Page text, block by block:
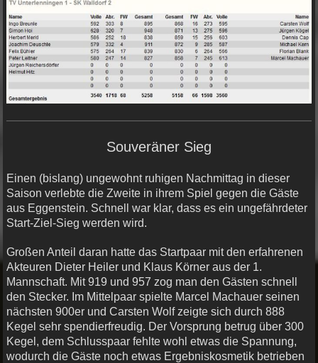
Souveräner Sieg
Einen (bislang) ungewohnt ruhigen Nachmittag in dieser
Saison verlebte die Zweite in ihrem Spiel gegen die Gäste
aus Eggenstein. Schnell war klar, dass es ein ungefährdeter
Start-Ziel-Sieg werden wird.
Großen Anteil daran hatte das Startpaar mit den erfahrenen
Akteuren Dieter Heiler und Klaus Körner aus der 1.
Mannschaft. Mit 919 und 957 zog man den Gästen schnell
den Stecker. Im Mittelpaar spielte Marcel Machauer seinen
nächsten 900er und Carsten Wolf zeigte sich durch 888
Kegel sehr spendierfreudig. Der Vorsprung betrug über 300
Kegel, dem Schlusspaar fehlte wohl etwas die Spannung,
wodurch die Gäste noch etwas Ergebniskosmetik betrieben